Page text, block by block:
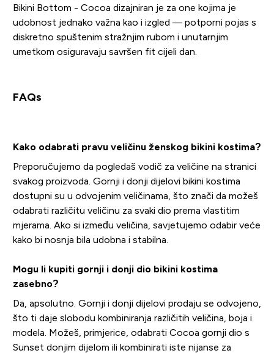
Bikini Bottom - Cocoa dizajniran je za one kojima je
udobnost jednako važna kao i izgled — potporni pojas s
diskretno spuštenim stražnjim rubom i unutarnjim
umetkom osiguravaju savršen fit cijeli dan.
FAQs
Kako odabrati pravu veličinu ženskog bikini kostima?
Preporučujemo da pogledaš vodič za veličine na stranici
svakog proizvoda. Gornji i donji dijelovi bikini kostima
dostupni su u odvojenim veličinama, što znači da možeš
odabrati različitu veličinu za svaki dio prema vlastitim
mjerama. Ako si između veličina, savjetujemo odabir veće
kako bi nosnja bila udobna i stabilna.
Mogu li kupiti gornji i donji dio bikini kostima
zasebno?
Da, apsolutno. Gornji i donji dijelovi prodaju se odvojeno,
što ti daje slobodu kombiniranja različitih veličina, boja i
modela. Možeš, primjerice, odabrati Cocoa gornji dio s
Sunset donjim dijelom ili kombinirati iste nijanse za